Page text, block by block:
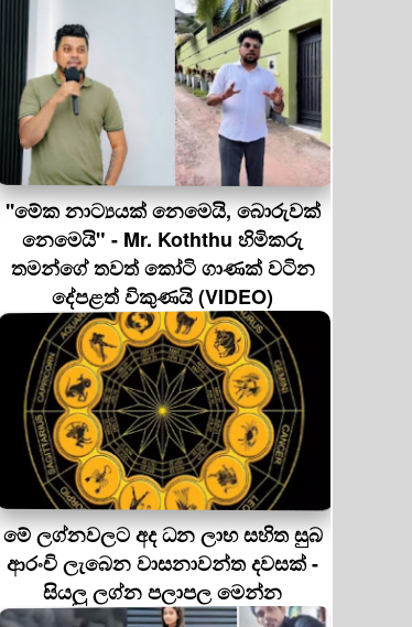
''මේක නාට්‍යයක් නෙමෙයි, බොරුවක්
නෙමෙයි" - Mr. Koththu හිමිකරු
තමන්ගේ තවත් කෝටි ගාණක් වටින
දේපළත් විකුණයි (VIDEO)
මේ ලග්නවලට අද ධන ලාභ සහිත සුබ
ආරංචි ලැබෙන වාසනාවන්ත දවසක් -
සියලු ලග්න පලාපල මෙන්න